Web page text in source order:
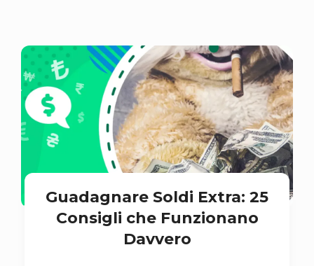
Guadagnare Soldi Extra: 25
Consigli che Funzionano
Davvero